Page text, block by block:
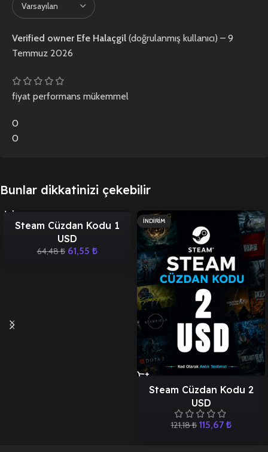
Verified owner Efe Halaçgil (doğrulanmış kullanıcı) – 9
Temmuz 2026
fiyat performans mükemmel
0
0
Bunlar dikkatinizi çekebilir
İNDIRIM
Steam Cüzdan Kodu 1
USD
64,48₺ 61,55 ₺
İNDIRIM
Steam Cüzdan Kodu 2
USD
121,18₺ 115,67 ₺